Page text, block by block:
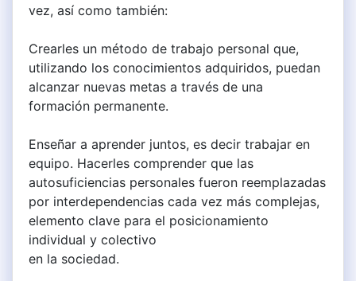
vez, así como también:
Crearles un método de trabajo personal que,
utilizando los conocimientos adquiridos, puedan
alcanzar nuevas metas a través de una
formación permanente.
Enseñar a aprender juntos, es decir trabajar en
equipo. Hacerles comprender que las
autosuficiencias personales fueron reemplazadas
por interdependencias cada vez más complejas,
elemento clave para el posicionamiento
individual y colectivo
en la sociedad.